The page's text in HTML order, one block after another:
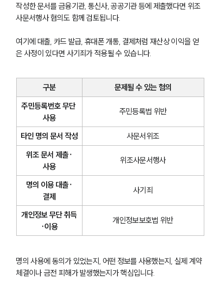
작성한 문서를 금융기관, 통신사, 공공기관 등에 제출했다면 위조
사문서행사 혐의도 함께 검토됩니다.
여기에 대출, 카드 발급, 휴대폰 개통, 결제처럼 재산상 이익을 얻
은 사정이 있다면 사기죄가 적용될 수 있습니다.
구분
문제될 수 있는 혐의
주민등록번호 무단
사용
주민등록법 위반
타인 명의 문서 작성
사문서위조
위조 문서 제출·
사용
위조사문서행사
명의 이용 대출·
결제
사기죄
개인정보 무단 취득
·이용
개인정보보호법 위반
명의 사용에 동의가 있었는지, 어떤 정보를 사용했는지, 실제 계약
체결이나 금전 피해가 발생했는지가 핵심입니다.